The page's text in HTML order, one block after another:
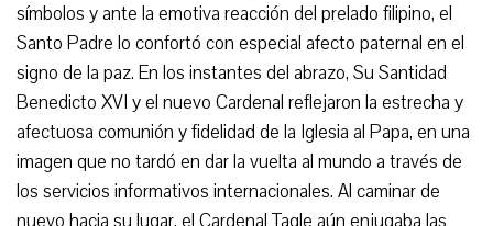
símbolos y ante la emotiva reacción del prelado filipino, el
Santo Padre lo confortó con especial afecto paternal en el
signo de la paz. En los instantes del abrazo, Su Santidad
Benedicto XVI y el nuevo Cardenal reflejaron la estrecha y
afectuosa comunión y fidelidad de la Iglesia al Papa, en una
imagen que no tardó en dar la vuelta al mundo a través de
los servicios informativos internacionales. Al caminar de